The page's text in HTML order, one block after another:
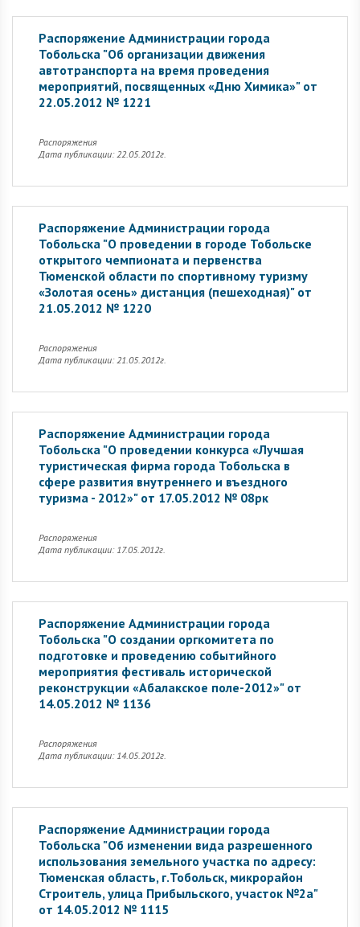
Распоряжение Администрации города
Тобольска "Об организации движения
автотранспорта на время проведения
мероприятий, посвященных «Дню Химика»" от
22.05.2012 № 1221
Распоряжения
Дата публикации: 22.05.2012г.
Распоряжение Администрации города
Тобольска "О проведении в городе Тобольске
открытого чемпионата и первенства
Тюменской области по спортивному туризму
«Золотая осень» дистанция (пешеходная)" от
21.05.2012 № 1220
Распоряжения
Дата публикации: 21.05.2012г.
Распоряжение Администрации города
Тобольска "О проведении конкурса «Лучшая
туристическая фирма города Тобольска в
сфере развития внутреннего и въездного
туризма - 2012»" от 17.05.2012 № 08рк
Распоряжения
Дата публикации: 17.05.2012г.
Распоряжение Администрации города
Тобольска "О создании оргкомитета по
подготовке и проведению событийного
мероприятия фестиваль исторической
реконструкции «Абалакское поле-2012»" от
14.05.2012 № 1136
Распоряжения
Дата публикации: 14.05.2012г.
Распоряжение Администрации города
Тобольска "Об изменении вида разрешенного
использования земельного участка по адресу:
Тюменская область, г.Тобольск, микрорайон
Строитель, улица Прибыльского, участок №2а"
от 14.05.2012 № 1115